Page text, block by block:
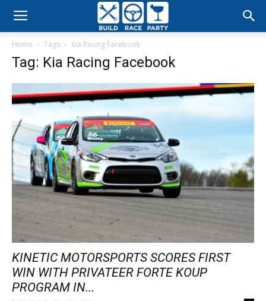
Build
Home Tags Kia Racing Facebook
Tag: Kia Racing Facebook
KINETIC MOTORSPORTS SCORES FIRST
WIN WITH PRIVATEER FORTE KOUP
PROGRAM IN...